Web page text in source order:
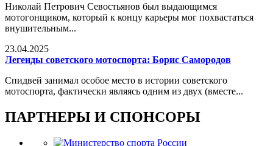
Николай Петрович Севостьянов был выдающимся
мотогонщиком, который к концу карьеры мог похвастаться
внушительным...
23.04.2025
Легенды советского мотоспорта: Борис Самородов
Спидвей занимал особое место в истории советского
мотоспорта, фактически являясь одним из двух (вместе...
ПАРТНЕРЫ И СПОНСОРЫ